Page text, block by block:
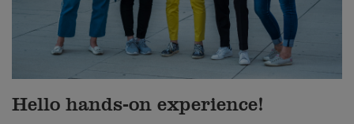
Hello hands-on experience!